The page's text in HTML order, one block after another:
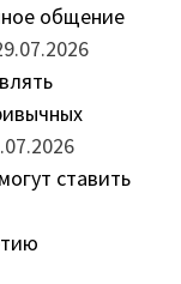
общение
ставить